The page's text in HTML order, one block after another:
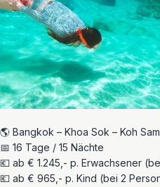
🌎 Bangkok – Khoa Sok – Koh
📅 16 Tage / 15 Nächte
💶 ab € 1.245,- p. Erwachsener
💶 ab € 965,- p. Kind (bei 2